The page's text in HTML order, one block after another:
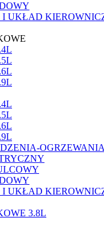
I UKŁAD
OGRZEWANIA
I UKŁAD
3.8L